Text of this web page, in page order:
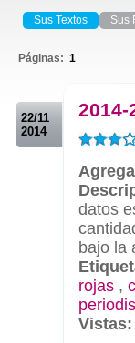
Sus Textos Sus
Páginas: 1
22/11
2014
2014-
datos
bajo la
rojas ,
Vistas: